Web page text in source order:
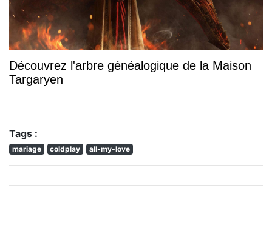
Découvrez l'arbre généalogique de la Maison
Targaryen
Tags :
mariage coldplay all-my-love